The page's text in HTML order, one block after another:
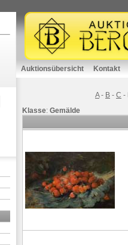
Auktionsübersicht Kontakt
A- B - C -
Klasse: Gemälde